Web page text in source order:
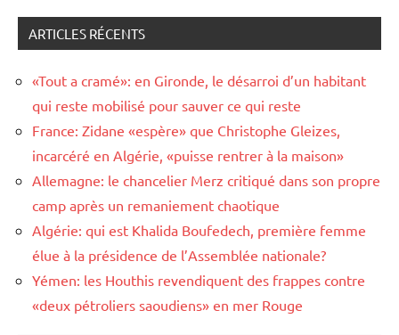
ARTICLES RÉCENTS
«Tout a cramé»: en Gironde, le désarroi d’un habitant
qui reste mobilisé pour sauver ce qui reste
France: Zidane «espère» que Christophe Gleizes,
incarcéré en Algérie, «puisse rentrer à la maison»
Allemagne: le chancelier Merz critiqué dans son propre
camp après un remaniement chaotique
Algérie: qui est Khalida Boufedech, première femme
élue à la présidence de l’Assemblée nationale?
Yémen: les Houthis revendiquent des frappes contre
«deux pétroliers saoudiens» en mer Rouge